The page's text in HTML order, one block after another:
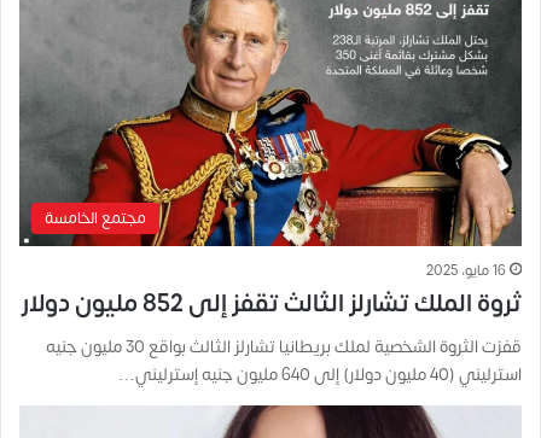
مجتمع الخامسة
16 مايو، 2025
ثروة الملك تشارلز الثالث تقفز إلى 852 مليون دولار
قفزت الثروة الشخصية لملك بريطانيا تشارلز الثالث بواقع 30 مليون جنيه
استرليني (40 مليون دولار) إلى 640 مليون جنيه إسترليني…